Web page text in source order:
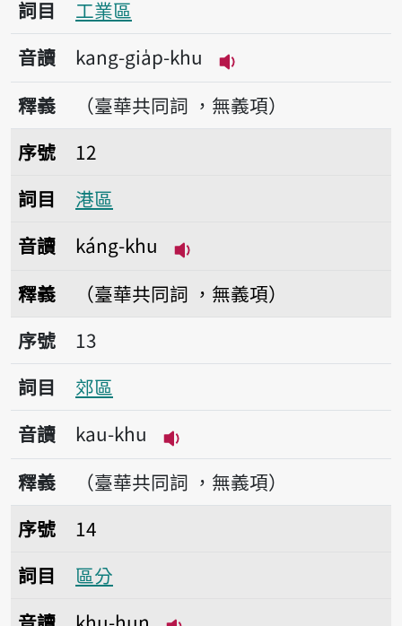
詞目
工業區
音讀
kang-gia̍p-khu
播放音讀kang-gia̍p-
釋義
（臺華共同詞 ，無義項）
序號12港區
序號
12
詞目
港區
音讀
káng-khu
釋義
（臺華共同詞 ，無義項）
序號13郊區
序號
13
詞目
郊區
音讀
kau-khu
播放音讀kau-khu
釋義
（臺華共同詞 ，無義項）
序號14區分
序號
14
詞目
區分